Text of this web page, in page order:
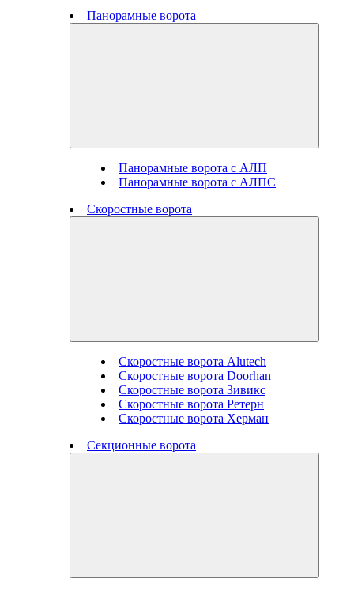
Панорамные ворота
Панорамные ворота с АЛП
Панорамные ворота с АЛПС
Скоростные ворота
Скоростные ворота Alutech
Скоростные ворота Doorhan
Скоростные ворота Зивикс
Скоростные ворота Ретерн
Скоростные ворота Херман
Секционные ворота